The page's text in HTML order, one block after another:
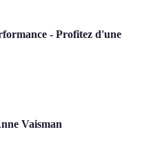
- Profitez d'une
Vaisman